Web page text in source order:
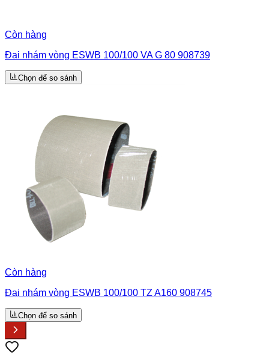
Còn hàng
Đai nhám vòng ESWB 100/100 VA G 80 908739
Chọn để so sánh
Còn hàng
Đai nhám vòng ESWB 100/100 TZ A160 908745
Chọn để so sánh